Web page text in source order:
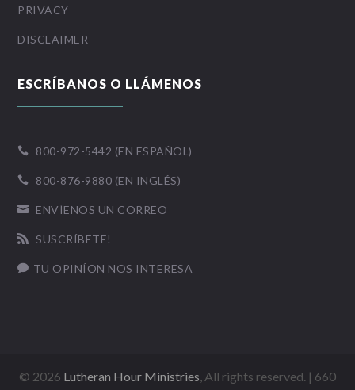
PRIVACY
DISCLAIMER
ESCRÍBANOS O LLÁMENOS
 800-972-5442 (EN ESPAÑOL)
 800-876-9880 (EN INGLÉS)
 ENVÍENOS UN CORREO
 SUSCRÍBETE!
 TU OPINÍON NOS INTERESA
© 2026 Lutheran Hour Ministries, All rights reserved. | 660